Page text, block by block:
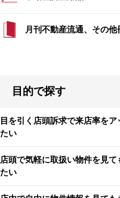
月刊不動産流通、その他
目的で探す
目を引く店頭訴求で来店率をア
たい
店頭で気軽に取扱い物件を見て
たい